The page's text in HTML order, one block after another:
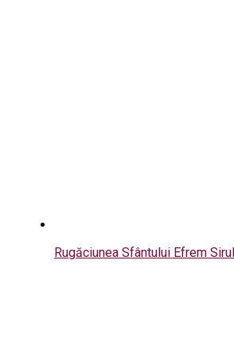
Rugăciunea Sfântului Efrem Sirul